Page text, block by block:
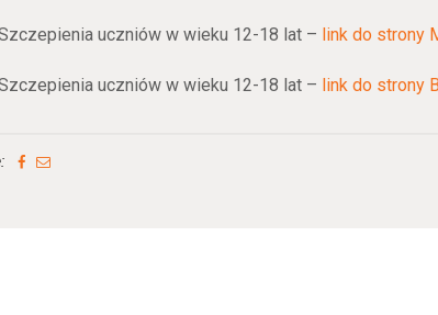
uczniów w wieku 12-18 lat – link do strony
uczniów w wieku 12-18 lat – link do strony